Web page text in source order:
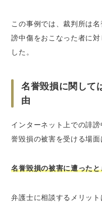
この事例では、裁判所は
謗中傷をおこなった者に
した。
名誉毀損に関して
由
インターネット上での誹
誉毀損の被害を受ける場面
名誉毀損の被害に遭った
弁護士に相談するメリット